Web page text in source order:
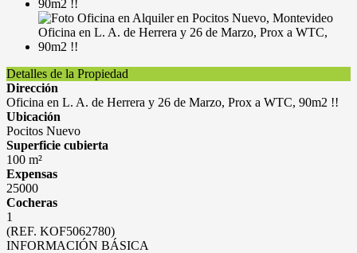
Detalles de la Propiedad
Dirección
Oficina en L. A. de Herrera y 26 de Marzo, Prox a WTC, 90m2 !!
Ubicación
Pocitos Nuevo
Superficie cubierta
100 m²
Expensas
25000
Cocheras
1
(REF. KOF5062780)
INFORMACIÓN BÁSICA